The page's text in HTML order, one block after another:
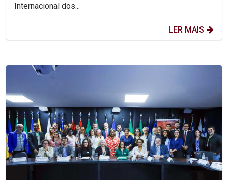
Internacional dos...
LER MAIS